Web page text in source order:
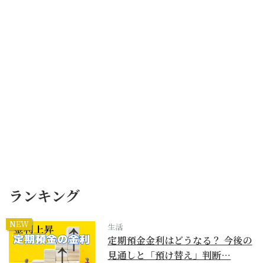
ランキング
NEW 生活
定期預金金利はどうなる？ 今後の
見通しと「預け替え」判断…